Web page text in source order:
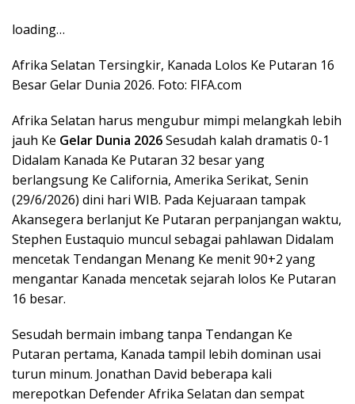
loading…
Afrika Selatan Tersingkir, Kanada Lolos Ke Putaran 16
Besar Gelar Dunia 2026. Foto: FIFA.com
Afrika Selatan harus mengubur mimpi melangkah lebih
jauh Ke Gelar Dunia 2026Sesudah kalah dramatis 0-1
Didalam Kanada Ke Putaran 32 besar yang
berlangsung Ke California, Amerika Serikat, Senin
(29/6/2026) dini hari WIB. Pada Kejuaraan tampak
Akansegera berlanjut Ke Putaran perpanjangan waktu,
Stephen Eustaquio muncul sebagai pahlawan Didalam
mencetak Tendangan Menang Ke menit 90+2 yang
mengantar Kanada mencetak sejarah lolos Ke Putaran
16 besar.
Sesudah bermain imbang tanpa Tendangan Ke
Putaran pertama, Kanada tampil lebih dominan usai
turun minum. Jonathan David beberapa kali
merepotkan Defender Afrika Selatan dan sempat